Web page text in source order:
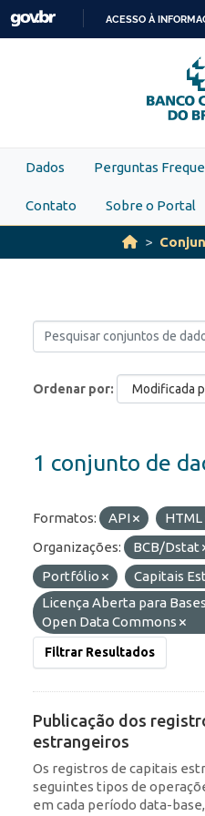
Skip to main content
ACESSO À
Dados Perguntas
Contato Sobre o Portal
Ordenar por
1 conjunto de
Formatos: API HTML
Organizações:
BCB/Dstat
Portfólio
Capitais
Licença Aberta para
Open Data Commons
Filtrar Resultados
Publicação dos
estrangeiros
Os registros de capitais
seguintes tipos de
em cada período data-